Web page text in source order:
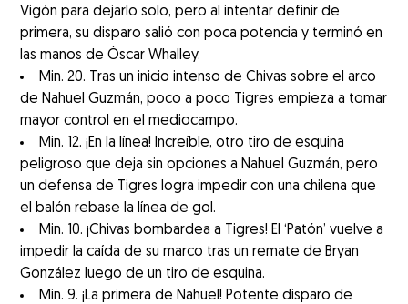
Vigón para dejarlo solo, pero al intentar definir de
primera, su disparo salió con poca potencia y terminó en
las manos de Óscar Whalley.
Min. 20. Tras un inicio intenso de Chivas sobre el arco
de Nahuel Guzmán, poco a poco Tigres empieza a tomar
mayor control en el mediocampo.
Min. 12. ¡En la línea! Increíble, otro tiro de esquina
peligroso que deja sin opciones a Nahuel Guzmán, pero
un defensa de Tigres logra impedir con una chilena que
el balón rebase la línea de gol.
Min. 10. ¡Chivas bombardea a Tigres! El ‘Patón’ vuelve a
impedir la caída de su marco tras un remate de Bryan
González luego de un tiro de esquina.
Min. 9. ¡La primera de Nahuel! Potente disparo de